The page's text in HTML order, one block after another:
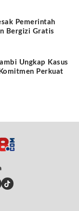
Pemerintah
Bergizi Gratis
Ungkap Kasus
Perkuat